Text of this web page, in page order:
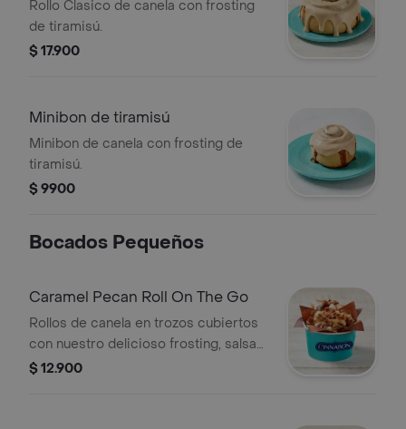
Rollo Clasico de canela con frosting
de tiramisú.
$ 17.900
Minibon de tiramisú
Minibon de canela con frosting de
tiramisú.
$ 9900
Bocados Pequeños
Caramel Pecan Roll On The Go
Rollos de canela en trozos cubiertos
con nuestro delicioso frosting, salsa
de caramelo y pecanas.
$ 12.900